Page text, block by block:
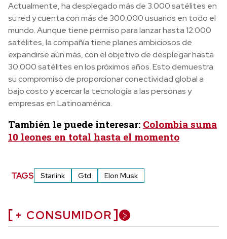
Actualmente, ha desplegado más de 3.000 satélites en
su red y cuenta con más de 300.000 usuarios en todo el
mundo. Aunque tiene permiso para lanzar hasta 12.000
satélites, la compañía tiene planes ambiciosos de
expandirse aún más, con el objetivo de desplegar hasta
30.000 satélites en los próximos años. Esto demuestra
su compromiso de proporcionar conectividad global a
bajo costo y acercar la tecnología a las personas y
empresas en Latinoamérica.
También le puede interesar: Colombia suma
10 leones en total hasta el momento
TAGS Starlink Gtd Elon Musk
+ CONSUMIDOR